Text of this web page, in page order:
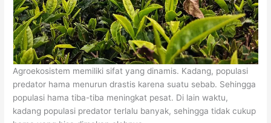
Agroekosistem memiliki sifat yang dinamis. Kadang, populasi
predator hama menurun drastis karena suatu sebab. Sehingga
populasi hama tiba-tiba meningkat pesat. Di lain waktu,
kadang populasi predator terlalu banyak, sehingga tidak cukup